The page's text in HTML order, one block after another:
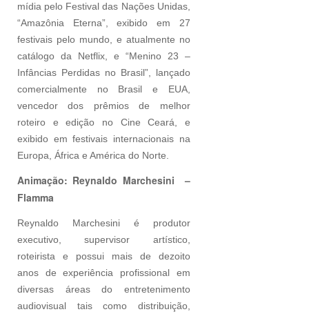
mídia pelo Festival das Nações Unidas,
“Amazônia Eterna”, exibido em 27
festivais pelo mundo, e atualmente no
catálogo da Netflix, e “Menino 23 –
Infâncias Perdidas no Brasil”, lançado
comercialmente no Brasil e EUA,
vencedor dos prêmios de melhor
roteiro e edição no Cine Ceará, e
exibido em festivais internacionais na
Europa, África e América do Norte.
Animação: Reynaldo Marchesini –
Flamma
Reynaldo Marchesini é produtor
executivo, supervisor artístico,
roteirista e possui mais de dezoito
anos de experiência profissional em
diversas áreas do entretenimento
audiovisual tais como distribuição,